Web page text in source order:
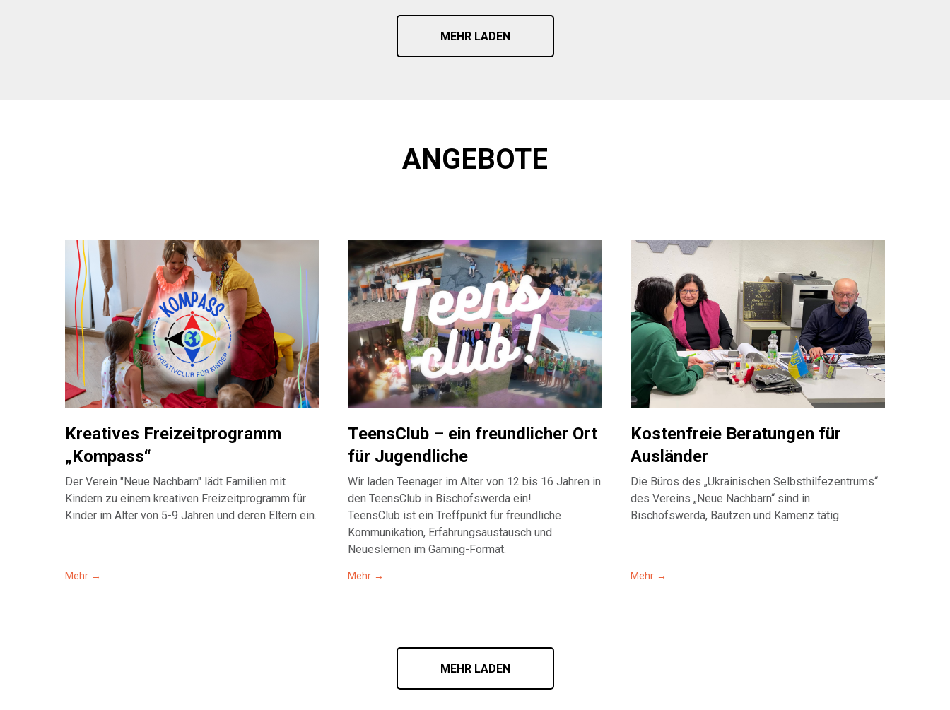
MEHR LADEN
ANGEBOTE
Kreatives Freizeitprogramm
„Kompass“
Der Verein "Neue Nachbarn" lädt Familien mit
Kindern zu einem kreativen Freizeitprogramm für
Kinder im Alter von 5-9 Jahren und deren Eltern ein.
Mehr
TeensClub – ein freundlicher Ort
für Jugendliche
Wir laden Teenager im Alter von 12 bis 16 Jahren in
den TeensClub in Bischofswerda ein!
TeensClub ist ein Treffpunkt für freundliche
Kommunikation, Erfahrungsaustausch und
Neueslernen im Gaming-Format.
Mehr
Kostenfreie Beratungen für
Ausländer
Die Büros des „Ukrainischen Selbsthilfezentrums“
des Vereins „Neue Nachbarn“ sind in
Bischofswerda, Bautzen und Kamenz tätig.
Mehr
MEHR LADEN